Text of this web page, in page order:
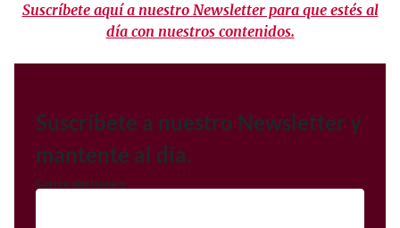
Suscríbete aquí a nuestro Newsletter para que estés al
día con nuestros contenidos.
Suscríbete a nuestro Newsletter y
mantente al día.
Correo electrónico